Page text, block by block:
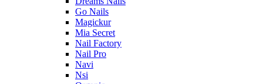
Go Nails
Magickur
Mia Secret
Nail Factory
Nail Pro
Navi
Nsi